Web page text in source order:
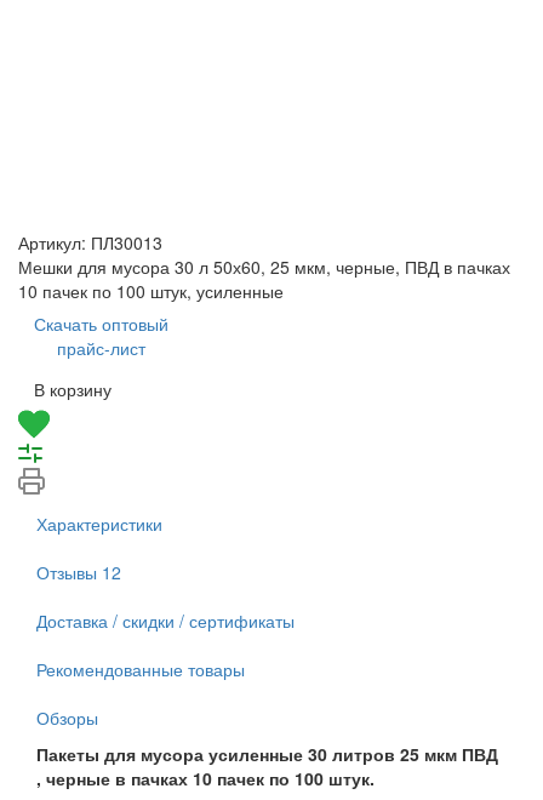
Артикул: ПЛ30013
Мешки для мусора 30 л 50х60, 25 мкм, черные, ПВД в пачках
10 пачек по 100 штук, усиленные
Скачать оптовый
прайс-лист
В корзину
Характеристики
Отзывы 12
Доставка / скидки / сертификаты
Рекомендованные товары
Обзоры
Пакеты для мусора усиленные 30 литров 25 мкм ПВД
, черные в пачках 10 пачек по 100 штук.